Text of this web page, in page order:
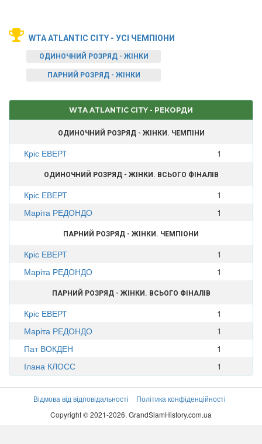
WTA ATLANTIC CITY - УСІ ЧЕМПІОНИ
ОДИНОЧНИЙ РОЗРЯД - ЖІНКИ
ПАРНИЙ РОЗРЯД - ЖІНКИ
WTA ATLANTIC CITY - РЕКОРДИ
ОДИНОЧНИЙ РОЗРЯД - ЖІНКИ. ЧЕМПІНИ
Кріс ЕВЕРТ 1
ОДИНОЧНИЙ РОЗРЯД - ЖІНКИ. ВСЬОГО ФІНАЛІВ
Кріс ЕВЕРТ
1
Маріта РЕДОНДО
1
ПАРНИЙ РОЗРЯД - ЖІНКИ. ЧЕМПІОНИ
Кріс ЕВЕРТ
1
Маріта РЕДОНДО
1
ПАРНИЙ РОЗРЯД - ЖІНКИ. ВСЬОГО ФІНАЛІВ
Кріс ЕВЕРТ
1
Маріта РЕДОНДО
1
Пат ВОКДЕН
1
Ілана КЛОСС
1
Відмова від відповідальності
Політика конфіденційності
Copyright © 2021-2026. GrandSlamHistory.com.ua